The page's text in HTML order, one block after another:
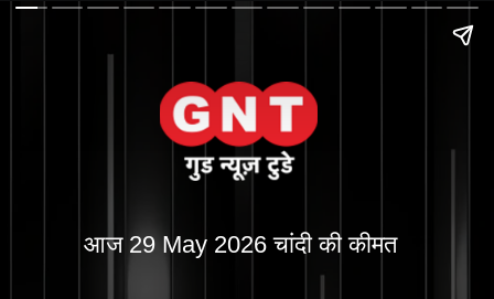
आज 29 May 2026 चांदी की कीमत